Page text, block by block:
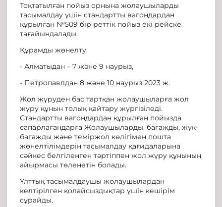
Тоқтатылған пойыз орнына жолаушыларды
тасымалдау үшін стандартты вагондардан
құрылған №509 бір реттік пойыз екі рейске
тағайындалады.
Құрамды жөнелту:
- Алматыдан – 7 және 9 наурыз,
- Петропавлдан 8 және 10 наурыз 2023 ж.
Жол жүруден бас тартқан жолаушыларға жол
жүру құнын толық қайтару жүргізіледі.
Стандартты вагондардан құрылған пойызда
сапарлағандарға Жолаушыларды, багажды, жүк-
багажды және теміржол көлігімен пошта
жөнелтілімдерін тасымалдау қағидаларына
сәйкес белгіленген тәртіппен жол жүру құнының
айырмасы төленетін болады.
Ұлттық тасымалдаушы жолаушылардан
келтірілген қолайсыздықтар үшін кешірім
сұрайды.